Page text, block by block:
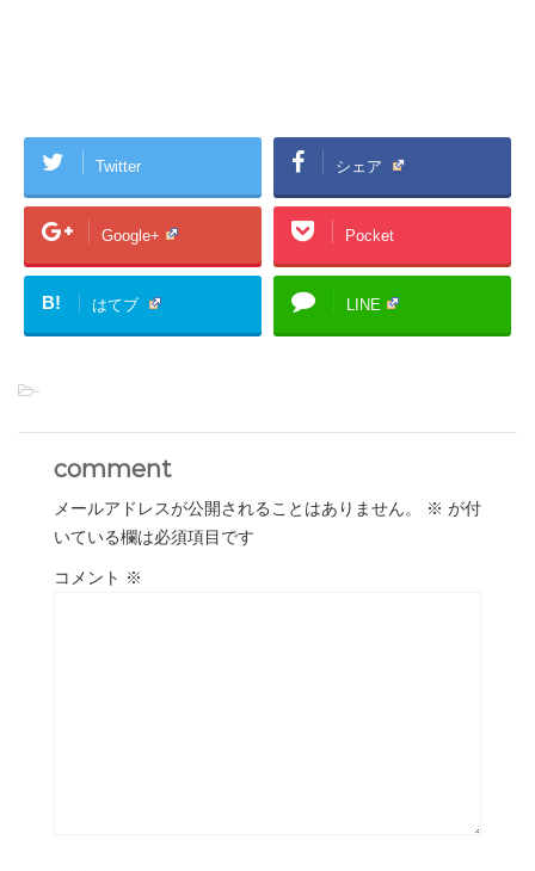
Twitter シェア
Google+ Pocket
B! はてブ LINE
-
comment
メールアドレスが公開されることはありません。 ※ が付
いている欄は必須項目です
コメント ※